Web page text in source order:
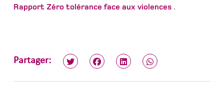
Rapport Zéro tolérance face aux violences .
Partager: